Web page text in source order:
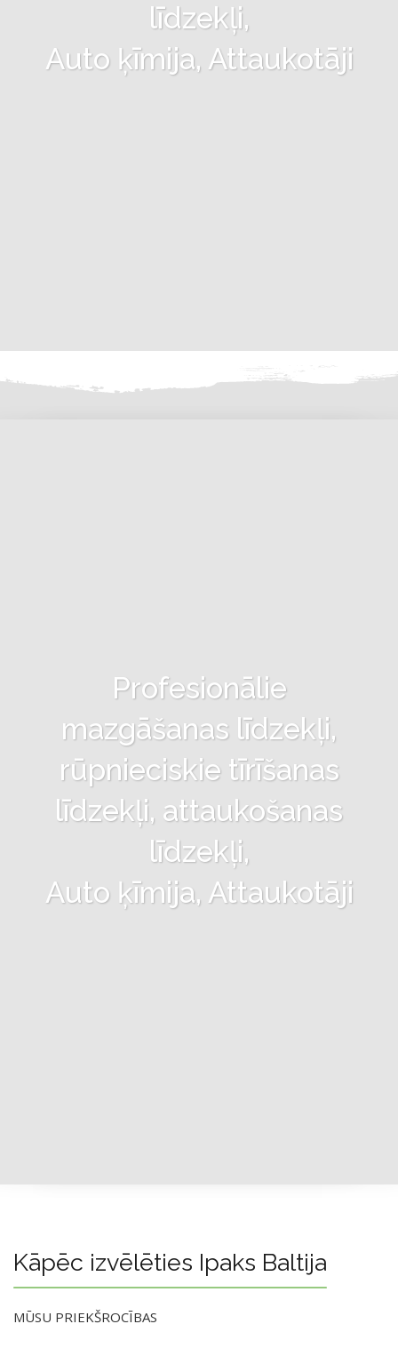
līdzekļi,
Auto ķīmija, Attaukotāji
Profesionālie
mazgāšanas līdzekļi,
rūpnieciskie tīrīšanas
līdzekļi, attaukošanas
līdzekļi,
Auto ķīmija, Attaukotāji
Kāpēc izvēlēties Ipaks Baltija
MŪSU PRIEKŠROCĪBAS